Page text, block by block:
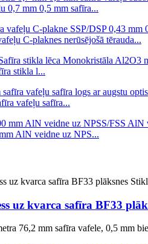
0,7 mm 0,5 mm safīra...
C-plaknes nerūsējošā tērauda...
stikla l...
vafeļu safīra...
AlN veidne uz NPS...
uz kvarca safīra BF33